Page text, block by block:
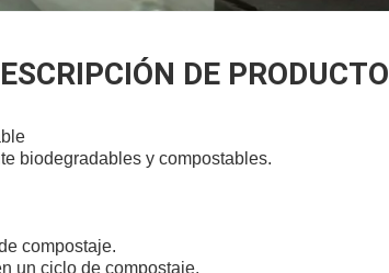
DE PRODUCTO
biodegradables y compostables.
compostaje.
un ciclo de compostaje.